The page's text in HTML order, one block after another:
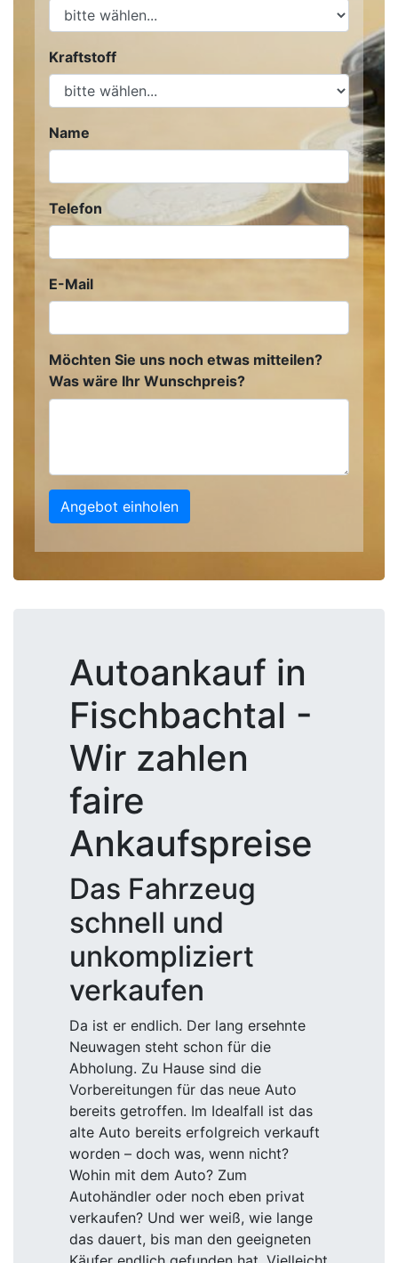
Kraftstoff
Name
Telefon
E-Mail
Möchten Sie uns noch etwas mitteilen?
Was wäre Ihr Wunschpreis?
Angebot einholen
Autoankauf in
Fischbachtal -
Wir zahlen
faire
Ankaufspreise
Das Fahrzeug
schnell und
unkompliziert
verkaufen
Da ist er endlich. Der lang ersehnte
Neuwagen steht schon für die
Abholung. Zu Hause sind die
Vorbereitungen für das neue Auto
bereits getroffen. Im Idealfall ist das
alte Auto bereits erfolgreich verkauft
worden – doch was, wenn nicht?
Wohin mit dem Auto? Zum
Autohändler oder noch eben privat
verkaufen? Und wer weiß, wie lange
das dauert, bis man den geeigneten